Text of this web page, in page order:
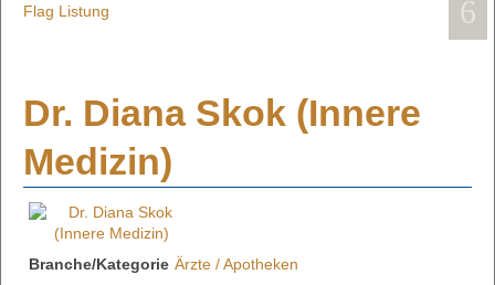
Flag Listung
Dr. Diana Skok (Innere
Medizin)
Branche/Kategorie Ärzte / Apotheken